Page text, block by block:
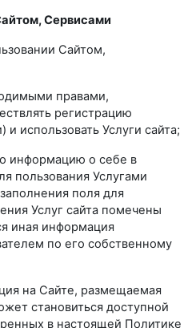
Сервисами
Сайтом,
правами,
регистрацию
и использовать Услуги сайта;
информацию о себе в
пользования Услугами
поля для
Услуг сайта помечены
иная информация
по его собственному
на Сайте, размещаемая
становиться доступной
в настоящей Политике